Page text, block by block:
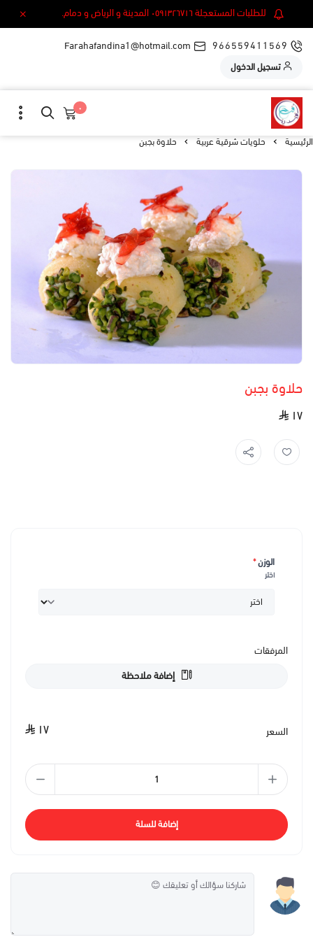
للطلبات المستعجلة ٠٥٩١٣٢٦٧١٦ المدينة و الرياض و دمام.
966559411569
Farahafandina1@hotmail.com
تسجيل الدخول
٠
الرئيسية حلويات شرقية عربية حلاوة بجبن
حلاوة بجبن
١٧
الوزن*
اختر
المرفقات
إضافة ملاحظة
السعر ١٧
إضافة للسلة